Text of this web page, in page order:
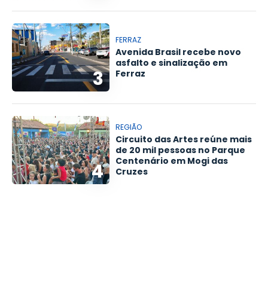
3
FERRAZ
Avenida Brasil recebe novo
asfalto e sinalização em
Ferraz
4
REGIÃO
Circuito das Artes reúne mais
de 20 mil pessoas no Parque
Centenário em Mogi das
Cruzes